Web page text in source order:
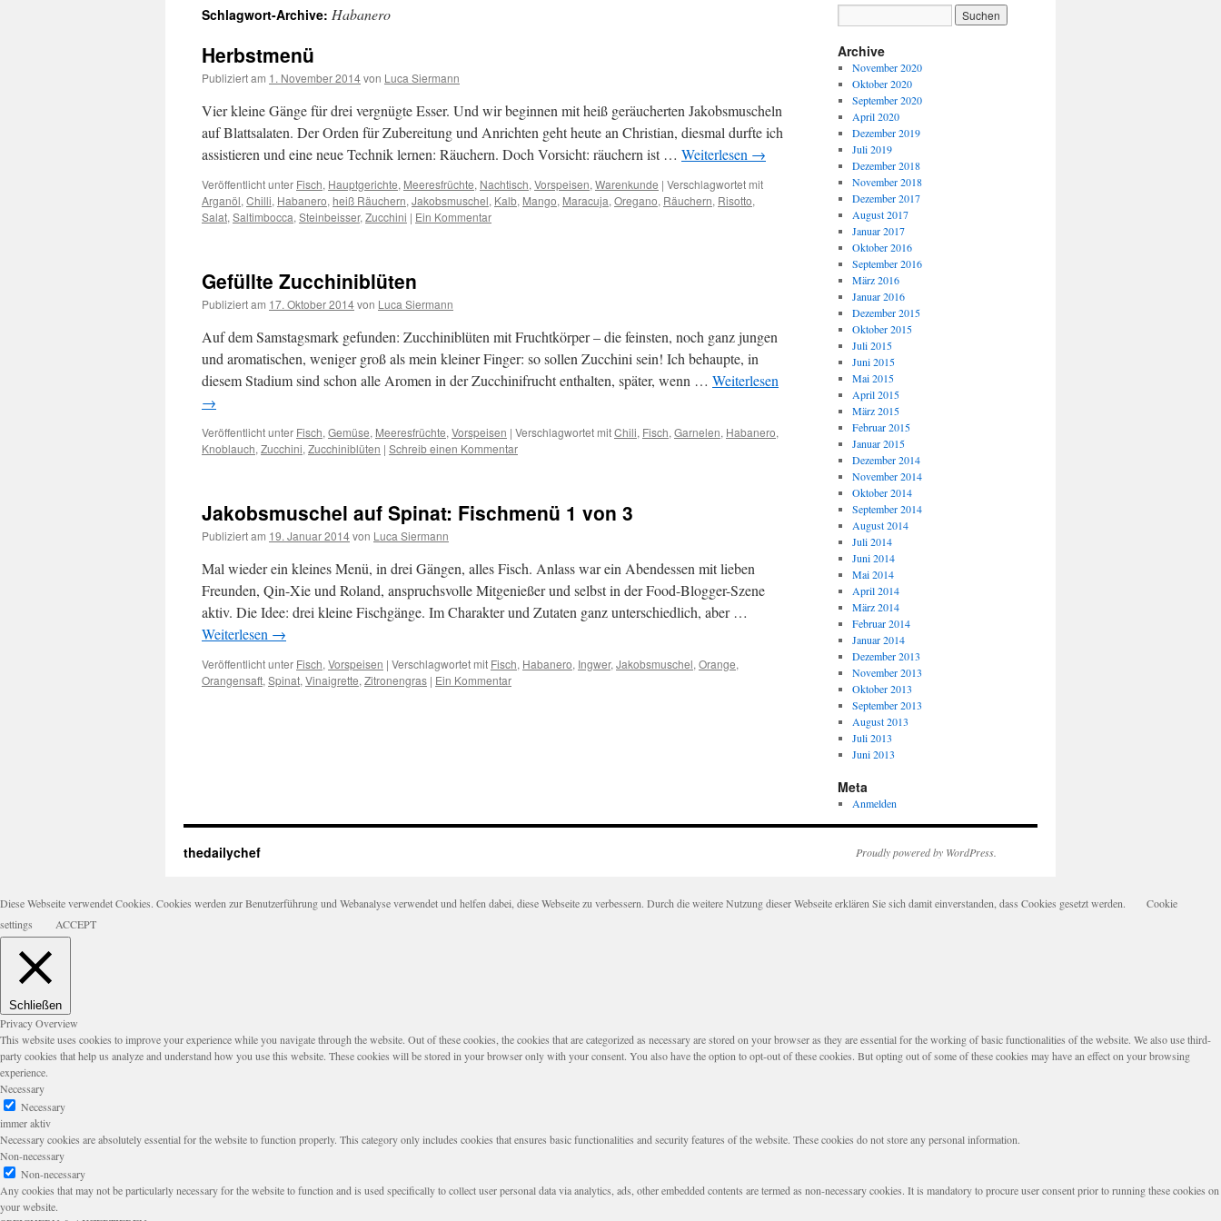
springen
Schlagwort-Archive: Habanero
Herbstmenü
Publiziert am 1. November 2014von Luca Siermann
Vier kleine Gänge für drei vergnügte Esser. Und wir beginnen mit heiß geräucherten Jakobsmuscheln
auf Blattsalaten. Der Orden für Zubereitung und Anrichten geht heute an Christian, diesmal durfte ich
assistieren und eine neue Technik lernen: Räuchern. Doch Vorsicht: räuchern ist … Weiterlesen →
Veröffentlicht unter Fisch, Hauptgerichte, Meeresfrüchte, Nachtisch, Vorspeisen, Warenkunde | Verschlagwortet mit
Arganöl, Chilli, Habanero, heiß Räuchern, Jakobsmuschel, Kalb, Mango, Maracuja, Oregano, Räuchern, Risotto,
Salat, Saltimbocca, Steinbeisser, Zucchini | Ein Kommentar
Gefüllte Zucchiniblüten
Publiziert am 17. Oktober 2014von Luca Siermann
Auf dem Samstagsmark gefunden: Zucchiniblüten mit Fruchtkörper – die feinsten, noch ganz jungen
und aromatischen, weniger groß als mein kleiner Finger: so sollen Zucchini sein! Ich behaupte, in
diesem Stadium sind schon alle Aromen in der Zucchinifrucht enthalten, später, wenn … Weiterlesen
→
Veröffentlicht unter Fisch, Gemüse, Meeresfrüchte, Vorspeisen | Verschlagwortet mitChili, Fisch, Garnelen, Habanero,
Knoblauch, Zucchini, Zucchiniblüten | Schreib einen Kommentar
Jakobsmuschel auf Spinat: Fischmenü 1 von 3
Publiziert am 19. Januar 2014von Luca Siermann
Mal wieder ein kleines Menü, in drei Gängen, alles Fisch. Anlass war ein Abendessen mit lieben
Freunden, Qin-Xie und Roland, anspruchsvolle Mitgenießer und selbst in der Food-Blogger-Szene
aktiv. Die Idee: drei kleine Fischgänge. Im Charakter und Zutaten ganz unterschiedlich, aber …
Weiterlesen →
Veröffentlicht unter Fisch, Vorspeisen | Verschlagwortet mit Fisch, Habanero, Ingwer, Jakobsmuschel, Orange,
Orangensaft, Spinat, Vinaigrette, Zitronengras | Ein Kommentar
Archive
November 2020
Oktober 2020
September 2020
April 2020
Dezember 2019
Juli 2019
Dezember 2018
November 2018
Dezember 2017
August 2017
Januar 2017
Oktober 2016
September 2016
März 2016
Januar 2016
Dezember 2015
Oktober 2015
Juli 2015
Juni 2015
Mai 2015
April 2015
März 2015
Februar 2015
Januar 2015
Dezember 2014
November 2014
Oktober 2014
September 2014
August 2014
Juli 2014
Juni 2014
Mai 2014
April 2014
März 2014
Februar 2014
Januar 2014
Dezember 2013
November 2013
Oktober 2013
September 2013
August 2013
Juli 2013
Juni 2013
Meta
Anmelden
thedailychef Proudly powered by WordPress.
Diese Webseite verwendet Cookies. Cookies werden zur Benutzerführung und Webanalyse verwendet und helfen dabei, diese Webseite zu verbessern. Durch die weitere Nutzung dieser Webseite erklären Sie sich damit einverstanden, dass Cookies gesetzt werden.
Cookie
settings
ACCEPT
Schließen
Privacy Overview
This website uses cookies to improve your experience while you navigate through the website. Out of these cookies, the cookies that are categorized as necessary are stored on your browser as they are essential for the working of basic functionalities of the website. We also use third-
party cookies that help us analyze and understand how you use this website. These cookies will be stored in your browser only with your consent. You also have the option to opt-out of these cookies. But opting out of some of these cookies may have an effect on your browsing
experience.
Necessary
Necessary
immer aktiv
Necessary cookies are absolutely essential for the website to function properly. This category only includes cookies that ensures basic functionalities and security features of the website. These cookies do not store any personal information.
Non-necessary
Non-necessary
Any cookies that may not be particularly necessary for the website to function and is used specifically to collect user personal data via analytics, ads, other embedded contents are termed as non-necessary cookies. It is mandatory to procure user consent prior to running these cookies on
your website.